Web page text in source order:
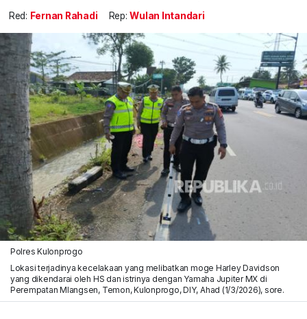
Red: Fernan Rahadi Rep: Wulan Intandari
Polres Kulonprogo
Lokasi terjadinya kecelakaan yang melibatkan moge Harley Davidson
yang dikendarai oleh HS dan istrinya dengan Yamaha Jupiter MX di
Perempatan Mlangsen, Temon, Kulonprogo, DIY, Ahad (1/3/2026), sore.